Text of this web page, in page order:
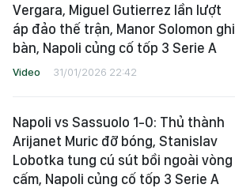
Vergara, Miguel Gutierrez lần lượt
áp đảo thế trận, Manor Solomon ghi
bàn, Napoli củng cố tốp 3 Serie A
Video 31/01/2026 22:42
Napoli vs Sassuolo 1-0: Thủ thành
Arijanet Muric đỡ bóng, Stanislav
Lobotka tung cú sút bồi ngoài vòng
cấm, Napoli củng cố tốp 3 Serie A